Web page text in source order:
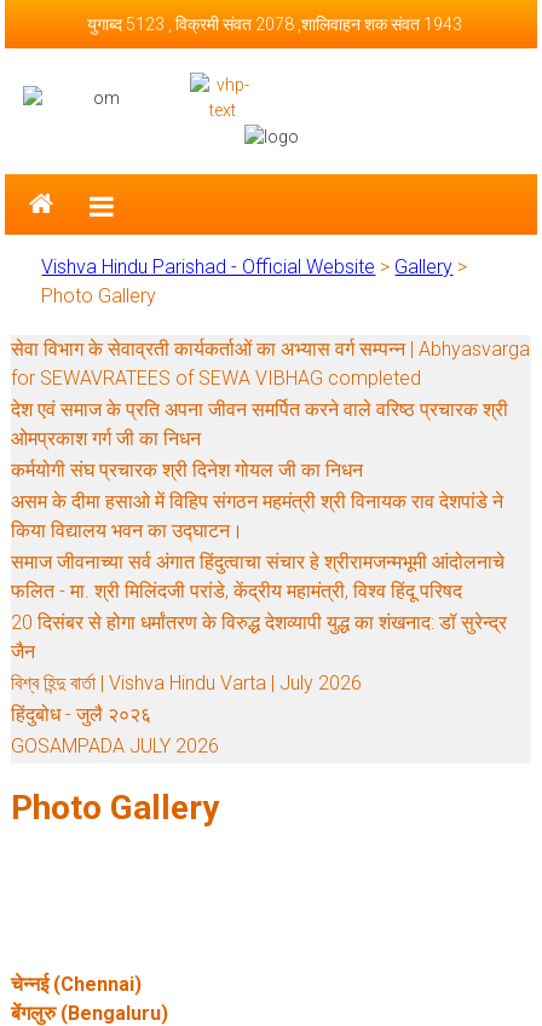
युगाब्द 5123 , विक्रमी संवत 2078 ,शालिवाहन शक संवत 1943
Vishva Hindu Parishad – Official
Website
Vishva Hindu Parishad - Official Website > Gallery >
Photo Gallery
सेवा विभाग के सेवाव्रती कार्यकर्ताओं का अभ्यास वर्ग सम्पन्न | Abhyasvarga
for SEWAVRATEES of SEWA VIBHAG completed
देश एवं समाज के प्रति अपना जीवन समर्पित करने वाले वरिष्ठ प्रचारक श्री
ओमप्रकाश गर्ग जी का निधन
कर्मयोगी संघ प्रचारक श्री दिनेश गोयल जी का निधन
असम के दीमा हसाओ में विहिप संगठन महमंत्री श्री विनायक राव देशपांडे ने
किया विद्यालय भवन का उद्घाटन।
समाज जीवनाच्या सर्व अंगात हिंदुत्वाचा संचार हे श्रीरामजन्मभूमी आंदोलनाचे
फलित - मा. श्री मिलिंदजी परांडे, केंद्रीय महामंत्री, विश्व हिंदू परिषद
20 दिसंबर से होगा धर्मांतरण के विरुद्ध देशव्यापी युद्ध का शंखनाद: डॉ सुरेन्द्र
जैन
বিশ্ব হিন্দু বার্তা | Vishva Hindu Varta | July 2026
हिंदुबोध - जुलै २०२६
GOSAMPADA JULY 2026
Photo Gallery
चेन्नई (Chennai)
बेंगलुरु (Bengaluru)